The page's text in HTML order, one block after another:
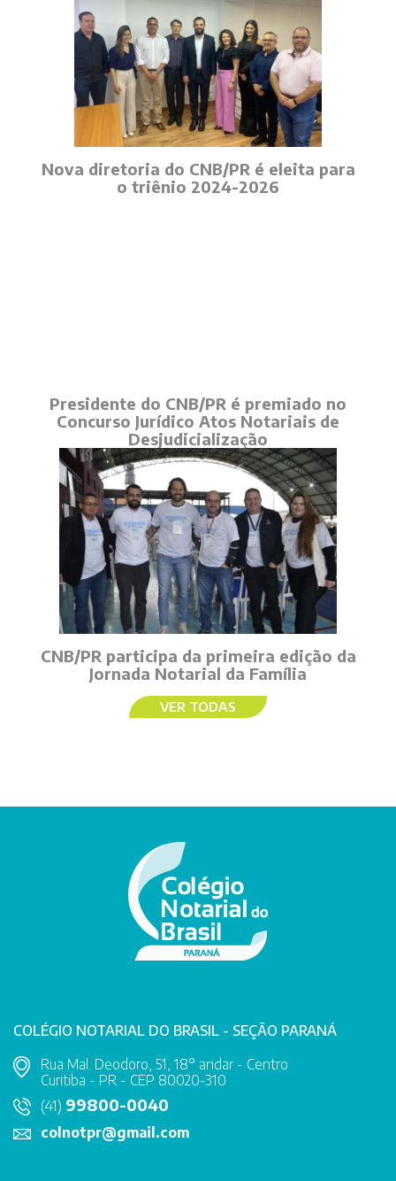
Nova diretoria do CNB/PR é eleita para
o triênio 2024-2026
Presidente do CNB/PR é premiado no
Concurso Jurídico Atos Notariais de
Desjudicialização
CNB/PR participa da primeira edição da
Jornada Notarial da Família
VER TODAS
COLÉGIO NOTARIAL DO BRASIL - SEÇÃO PARANÁ
Rua Mal. Deodoro, 51, 18° andar - Centro
Curitiba - PR - CEP 80020-310
(41) 99800-0040
colnotpr@gmail.com